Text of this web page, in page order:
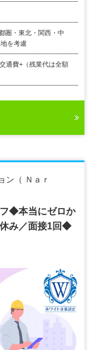
圏・東北・関西・中
を考慮
通費+（残業代は全額
ン（ Ｎａｒ
◆本当にゼロか
み／面接1回◆